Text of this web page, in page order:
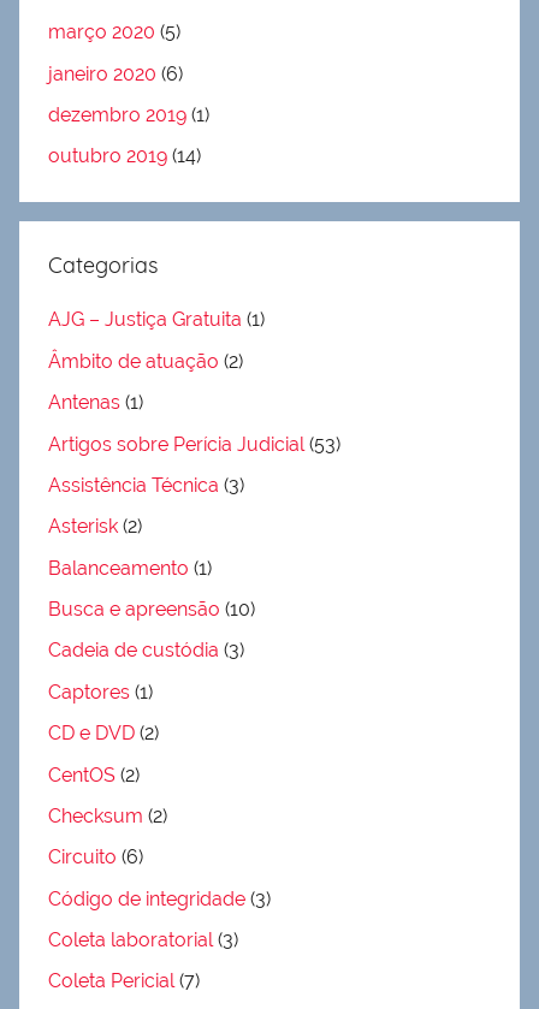
março 2020 (5)
janeiro 2020 (6)
dezembro 2019 (1)
outubro 2019 (14)
Categorias
AJG – Justiça Gratuita (1)
Âmbito de atuação (2)
Antenas (1)
Artigos sobre Perícia Judicial (53)
Assistência Técnica (3)
Asterisk (2)
Balanceamento (1)
Busca e apreensão (10)
Cadeia de custódia (3)
Captores (1)
CD e DVD (2)
CentOS (2)
Checksum (2)
Circuito (6)
Código de integridade (3)
Coleta laboratorial(3)
Coleta Pericial(7)